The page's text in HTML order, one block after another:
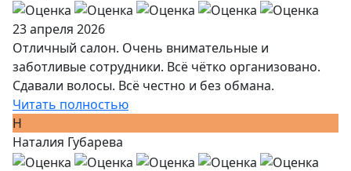
23 апреля 2026
Отличный салон. Очень внимательные и
заботливые сотрудники. Всё чётко организовано.
Сдавали волосы. Всё честно и без обмана.
Читать полностью
Н
Наталия Губарева